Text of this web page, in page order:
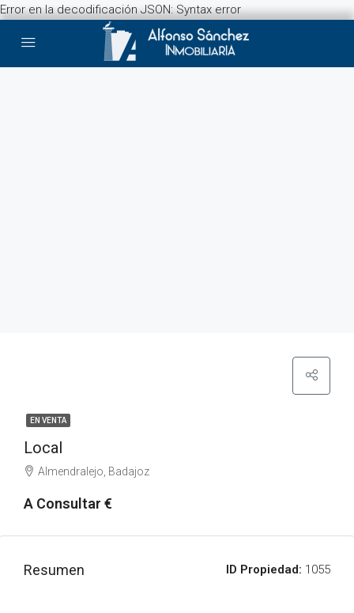
Error en la decodificación JSON: Syntax error
EN VENTA
Local
Almendralejo, Badajoz
A Consultar €
Resumen ID Propiedad: 1055